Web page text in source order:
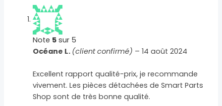
Note 5 sur 5
Océane L. (client confirmé) – 14 août 2024
Excellent rapport qualité-prix, je recommande
vivement. Les pièces détachées de Smart Parts
Shop sont de très bonne qualité.